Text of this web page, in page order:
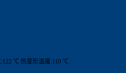
:122 ℃ 热变形温度:110 ℃